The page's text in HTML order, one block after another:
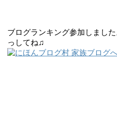
ブログランキング参加しまし
っしてね♫